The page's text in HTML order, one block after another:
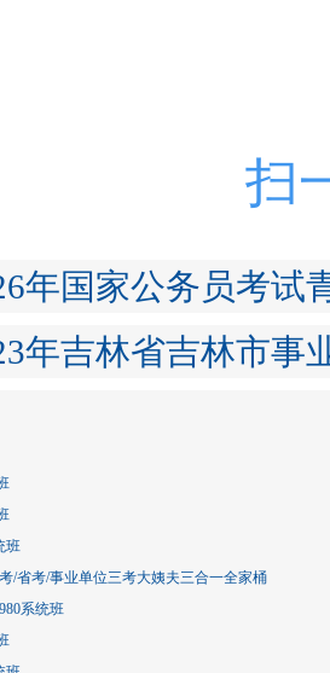
扫
年国家公务员考试
年吉林省吉林市事
班
/省考/事业单位三考大姨夫三合一全家桶
系统班